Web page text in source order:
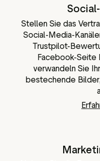
Stellen Sie das
Social-Media-
Trustpilot-
Facebook-Seite
verwandeln Sie
bestechende